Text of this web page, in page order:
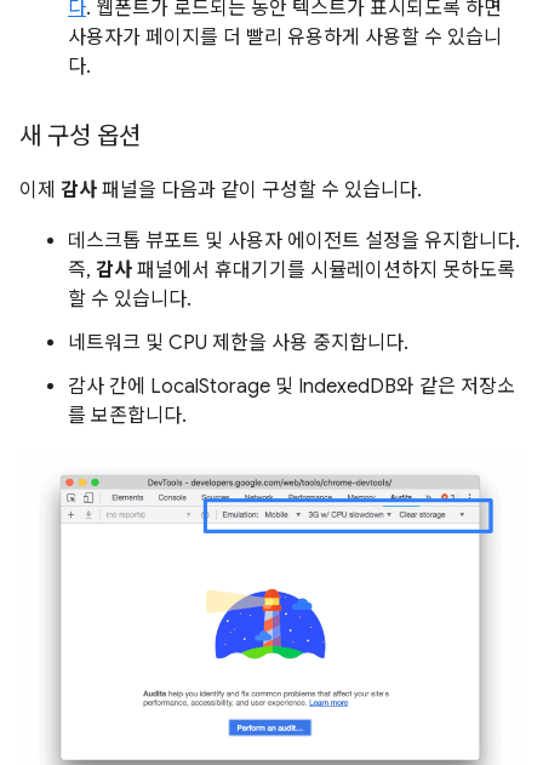
다. 웹폰트가 로드되는 동안 텍스트가 표시되도록 하면
사용자가 페이지를 더 빨리 유용하게 사용할 수 있습니
다.
새 구성 옵션
이제 감사 패널을 다음과 같이 구성할 수 있습니다.
데스크톱 뷰포트 및 사용자 에이전트 설정을 유지합니다.
즉, 감사 패널에서 휴대기기를 시뮬레이션하지 못하도록
할 수 있습니다.
네트워크 및 CPU 제한을 사용 중지합니다.
감사 간에 LocalStorage 및 IndexedDB와 같은 저장소
를 보존합니다.